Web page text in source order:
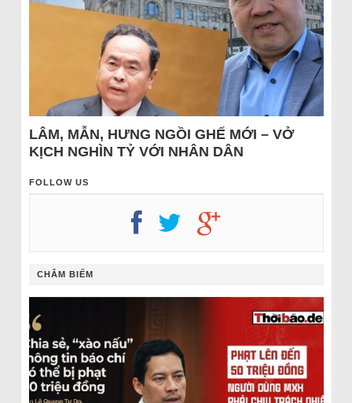
LÂM, MẪN, HƯNG NGỒI GHẾ MỚI – VỞ
KỊCH NGHÌN TỶ VỚI NHÂN DÂN
FOLLOW US
CHÂM BIẾM